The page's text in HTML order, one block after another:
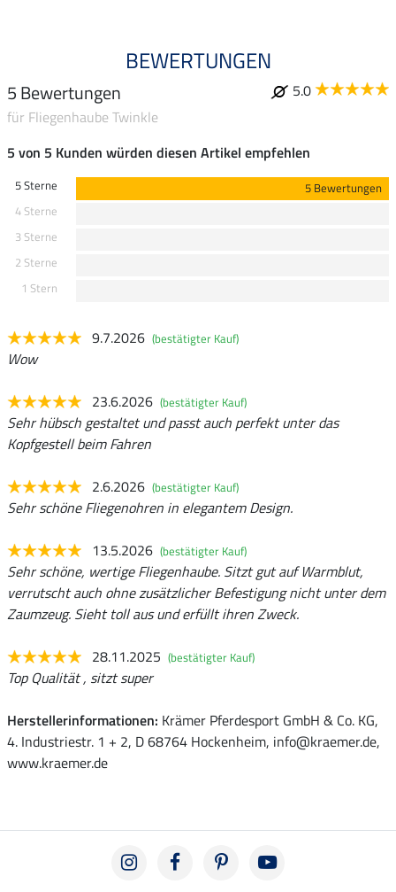
BEWERTUNGEN
5 Bewertungen
5.0
für Fliegenhaube Twinkle
5 von 5 Kunden würden diesen Artikel empfehlen
5 Sterne
5 Bewertungen
4 Sterne
3 Sterne
2 Sterne
1 Stern
9.7.2026 (bestätigter Kauf)
Wow
23.6.2026 (bestätigter Kauf)
Sehr hübsch gestaltet und passt auch perfekt unter das
Kopfgestell beim Fahren
2.6.2026 (bestätigter Kauf)
Sehr schöne Fliegenohren in elegantem Design.
13.5.2026 (bestätigter Kauf)
Sehr schöne, wertige Fliegenhaube. Sitzt gut auf Warmblut,
verrutscht auch ohne zusätzlicher Befestigung nicht unter dem
Zaumzeug. Sieht toll aus und erfüllt ihren Zweck.
28.11.2025 (bestätigter Kauf)
Top Qualität , sitzt super
Herstellerinformationen: Krämer Pferdesport GmbH & Co. KG,
4. Industriestr. 1 + 2, D 68764 Hockenheim, info@kraemer.de,
www.kraemer.de